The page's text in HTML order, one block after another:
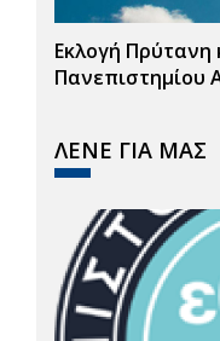
Εκλογή Πρύτανη
Πανεπιστημίου
ΛΕΝΕ ΓΙΑ ΜΑΣ